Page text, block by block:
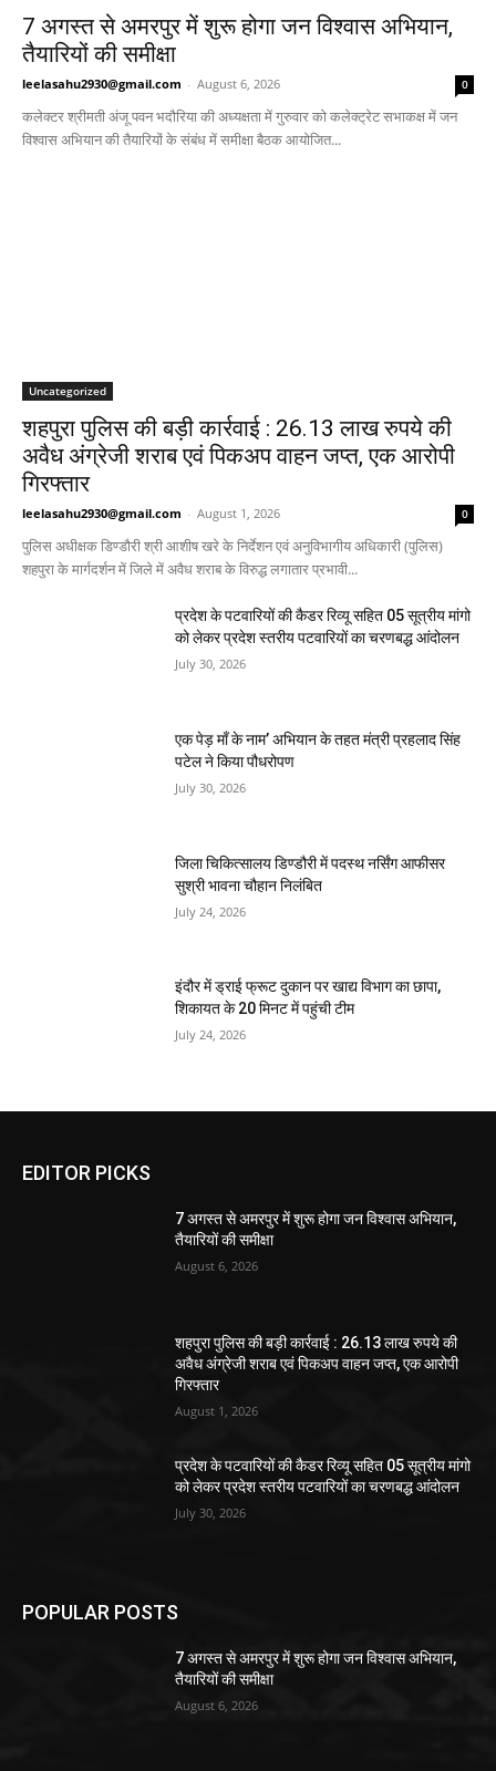
7 अगस्त से अमरपुर में शुरू होगा जन विश्वास अभियान,
तैयारियों की समीक्षा
leelasahu2930@gmail.com - August 6, 2026 0
कलेक्टर श्रीमती अंजू पवन भदौरिया की अध्यक्षता में गुरुवार को कलेक्ट्रेट सभाकक्ष में जन
विश्वास अभियान की तैयारियों के संबंध में समीक्षा बैठक आयोजित...
Uncategorized
शहपुरा पुलिस की बड़ी कार्रवाई : 26.13 लाख रुपये की
अवैध अंग्रेजी शराब एवं पिकअप वाहन जप्त, एक आरोपी
गिरफ्तार
leelasahu2930@gmail.com - August 1, 2026 0
पुलिस अधीक्षक डिण्डौरी श्री आशीष खरे के निर्देशन एवं अनुविभागीय अधिकारी (पुलिस)
शहपुरा के मार्गदर्शन में जिले में अवैध शराब के विरुद्ध लगातार प्रभावी...
प्रदेश के पटवारियों की कैडर रिव्यू सहित 05 सूत्रीय मांगो
को लेकर प्रदेश स्तरीय पटवारियों का चरणबद्ध आंदोलन
July 30, 2026
एक पेड़ माँ के नाम’ अभियान के तहत मंत्री प्रहलाद सिंह
पटेल ने किया पौधरोपण
July 30, 2026
जिला चिकित्सालय डिण्डौरी में पदस्थ नर्सिंग आफीसर
सुश्री भावना चौहान निलंबित
July 24, 2026
इंदौर में ड्राई फ्रूट दुकान पर खाद्य विभाग का छापा,
शिकायत के 20 मिनट में पहुंची टीम
July 24, 2026
EDITOR PICKS
7 अगस्त से अमरपुर में शुरू होगा जन विश्वास अभियान,
तैयारियों की समीक्षा
August 6, 2026
शहपुरा पुलिस की बड़ी कार्रवाई : 26.13 लाख रुपये की
अवैध अंग्रेजी शराब एवं पिकअप वाहन जप्त, एक आरोपी
गिरफ्तार
August 1, 2026
प्रदेश के पटवारियों की कैडर रिव्यू सहित 05 सूत्रीय मांगो
को लेकर प्रदेश स्तरीय पटवारियों का चरणबद्ध आंदोलन
July 30, 2026
POPULAR POSTS
7 अगस्त से अमरपुर में शुरू होगा जन विश्वास अभियान,
तैयारियों की समीक्षा
August 6, 2026